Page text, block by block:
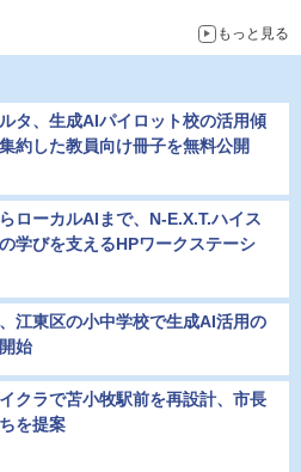
もっと見る
タ、生成AIパイロット校の活用傾
約した教員向け冊子を無料公開
ローカルAIまで、N-E.X.T.ハイス
学びを支えるHPワークステーシ
江東区の小中学校で生成AI活用の
始
クラで苫小牧駅前を再設計、市長
を提案